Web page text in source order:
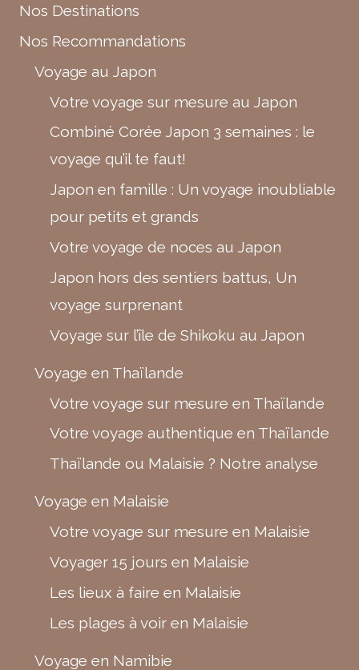
Nos Destinations
Nos Recommandations
Voyage au Japon
Votre voyage sur mesure au Japon
Combiné Corée Japon 3 semaines : le
voyage qu’il te faut!
Japon en famille : Un voyage inoubliable
pour petits et grands
Votre voyage de noces au Japon
Japon hors des sentiers battus, Un
voyage surprenant
Voyage sur l’île de Shikoku au Japon
Voyage en Thaïlande
Votre voyage sur mesure en Thaïlande
Votre voyage authentique en Thaïlande
Thaïlande ou Malaisie ? Notre analyse
Voyage en Malaisie
Votre voyage sur mesure en Malaisie
Voyager 15 jours en Malaisie
Les lieux à faire en Malaisie
Les plages à voir en Malaisie
Voyage en Namibie